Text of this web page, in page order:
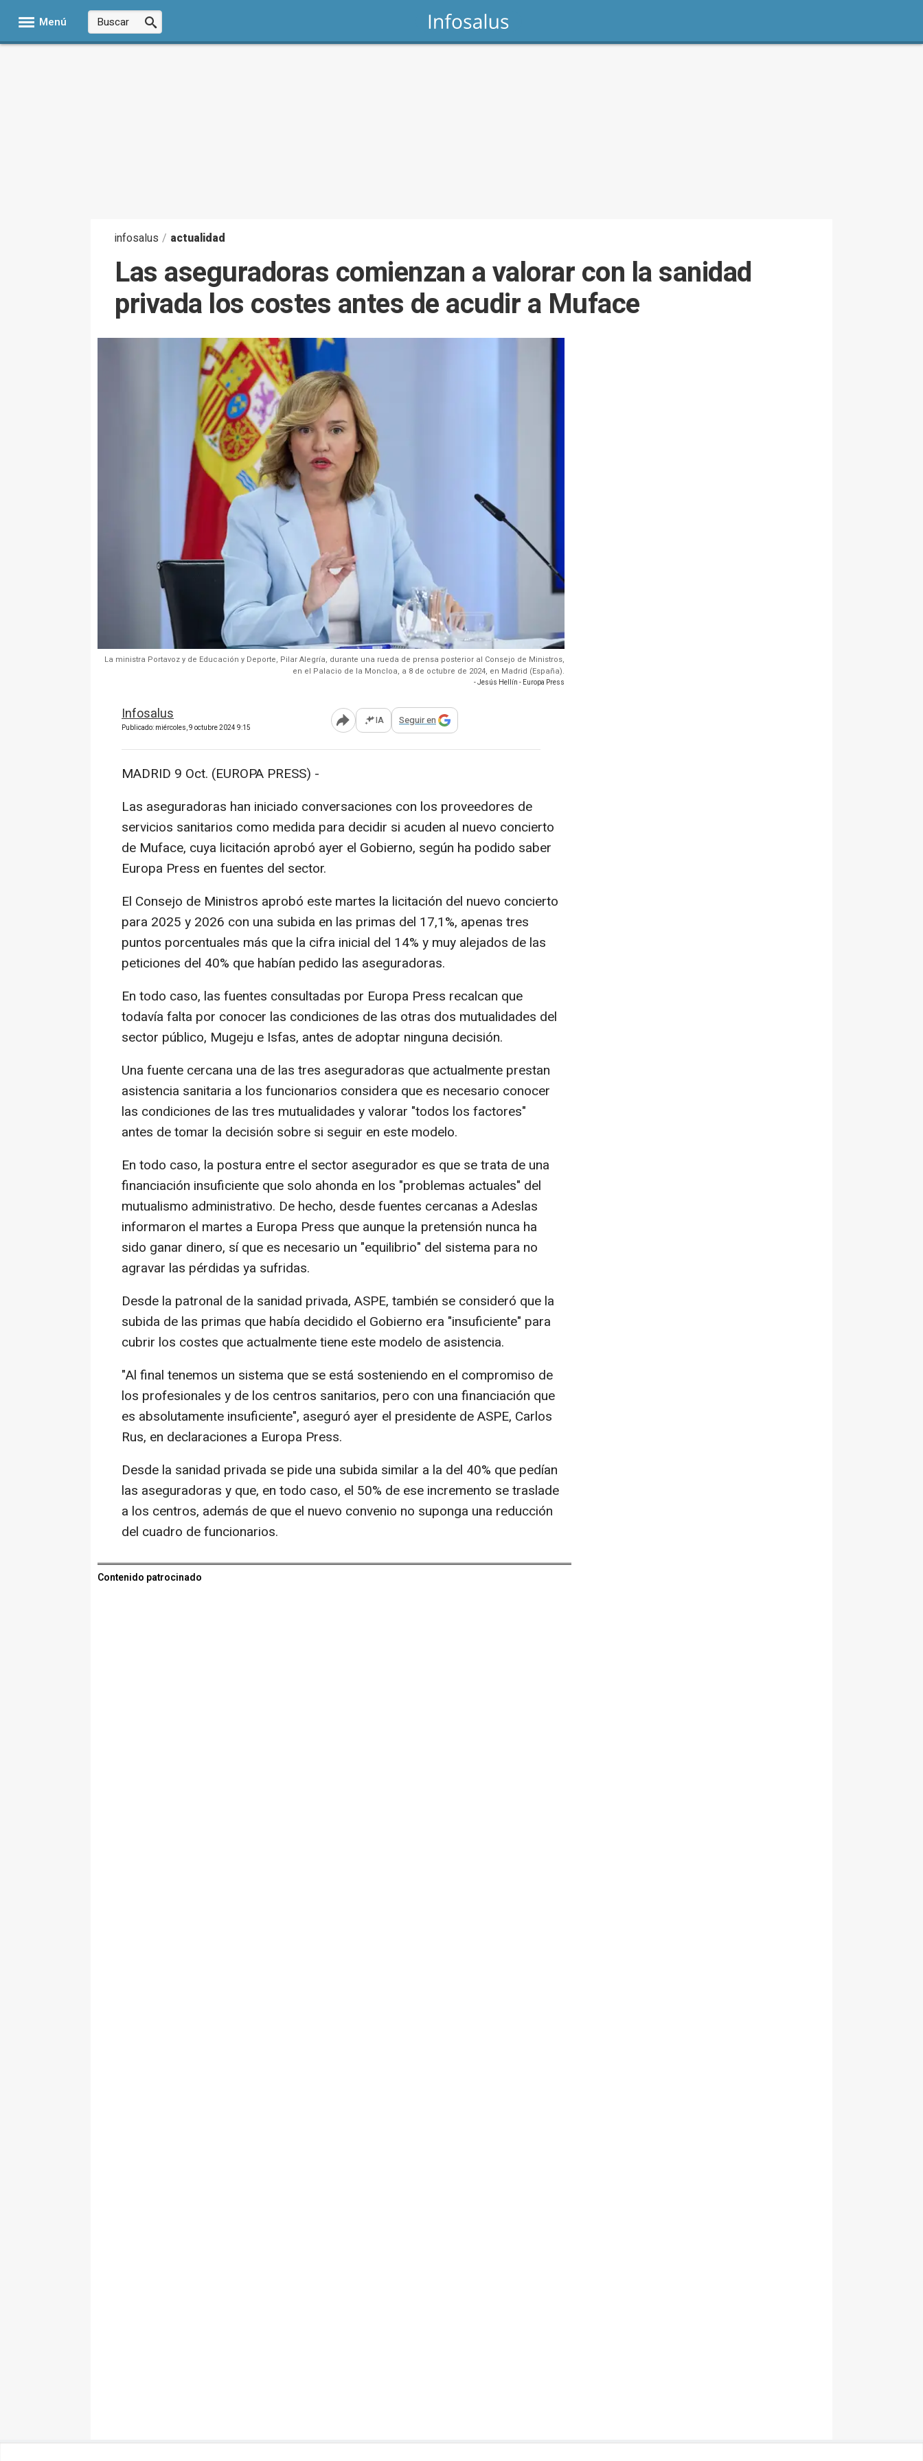
Menú
infosalus / actualidad
Las aseguradoras comienzan a valorar con la sanidad
privada los costes antes de acudir a Muface
La ministra Portavoz y de Educación y Deporte, Pilar Alegría, durante una rueda de prensa posterior al Consejo de Ministros,
en el Palacio de la Moncloa, a 8 de octubre de 2024, en Madrid (España).
- Jesús Hellín - Europa Press
Infosalus
Publicado: miércoles, 9 octubre 2024 9:15 Abrir opciones para compartir
IA Seguir en
MADRID 9 Oct. (EUROPA PRESS) -
Las aseguradoras han iniciado conversaciones con los proveedores de
servicios sanitarios como medida para decidir si acuden al nuevo concierto
de Muface, cuya licitación aprobó ayer el Gobierno, según ha podido saber
Europa Press en fuentes del sector.
El Consejo de Ministros aprobó este martes la licitación del nuevo concierto
para 2025 y 2026 con una subida en las primas del 17,1%, apenas tres
puntos porcentuales más que la cifra inicial del 14% y muy alejados de las
peticiones del 40% que habían pedido las aseguradoras.
En todo caso, las fuentes consultadas por Europa Press recalcan que
todavía falta por conocer las condiciones de las otras dos mutualidades del
sector público, Mugeju e Isfas, antes de adoptar ninguna decisión.
Una fuente cercana una de las tres aseguradoras que actualmente prestan
asistencia sanitaria a los funcionarios considera que es necesario conocer
las condiciones de las tres mutualidades y valorar "todos los factores"
antes de tomar la decisión sobre si seguir en este modelo.
En todo caso, la postura entre el sector asegurador es que se trata de una
financiación insuficiente que solo ahonda en los "problemas actuales" del
mutualismo administrativo. De hecho, desde fuentes cercanas a Adeslas
informaron el martes a Europa Press que aunque la pretensión nunca ha
sido ganar dinero, sí que es necesario un "equilibrio" del sistema para no
agravar las pérdidas ya sufridas.
Desde la patronal de la sanidad privada, ASPE, también se consideró que la
subida de las primas que había decidido el Gobierno era "insuficiente" para
cubrir los costes que actualmente tiene este modelo de asistencia.
"Al final tenemos un sistema que se está sosteniendo en el compromiso de
los profesionales y de los centros sanitarios, pero con una financiación que
es absolutamente insuficiente", aseguró ayer el presidente de ASPE, Carlos
Rus, en declaraciones a Europa Press.
Desde la sanidad privada se pide una subida similar a la del 40% que pedían
las aseguradoras y que, en todo caso, el 50% de ese incremento se traslade
a los centros, además de que el nuevo convenio no suponga una reducción
del cuadro de funcionarios.
Contenido patrocinado